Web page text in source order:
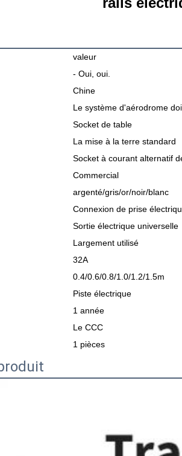
valeur
- Oui, oui.
Chine
Le système d'aérodrome
Socket de table
La mise à la terre standard
Socket à courant alternatif
Commercial
argenté/gris/or/noir/blanc
Connexion de prise
Sortie électrique universelle
Largement utilisé
32A
0.4/0.6/0.8/1.0/1.2/1.5m
Piste électrique
1 année
Le CCC
1 pièces